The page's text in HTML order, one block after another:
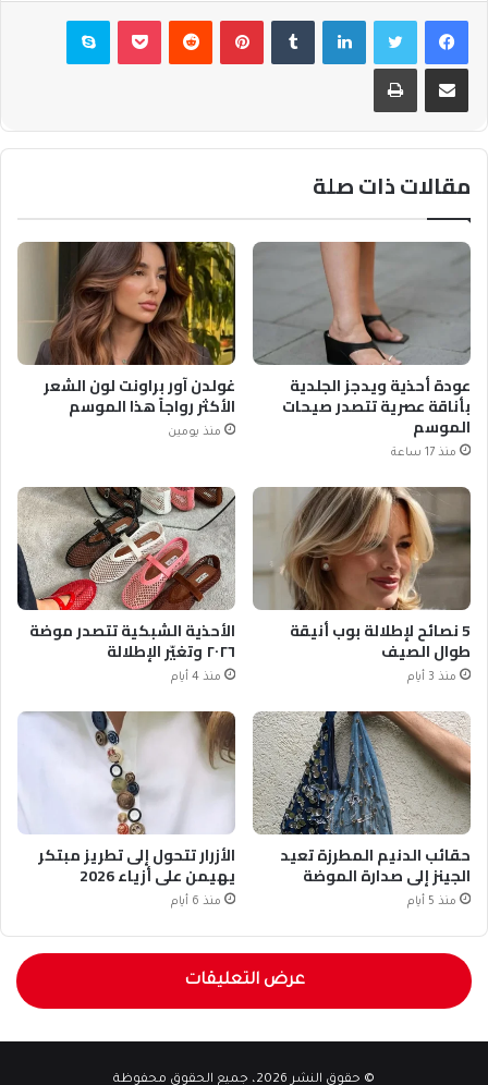
فيسبوكتويتر لينكدإن بينتيريست بوكيت سكايب
مشاركة عبر البريد طباعة
مقالات ذات صلة
عودة أحذية ويدجز الجلدية
بأناقة عصرية تتصدر صيحات
الموسم
منذ 17 ساعة
غولدن آور براونت لون الشعر
الأكثر رواجاً هذا الموسم
منذ يومين
5 نصائح لإطلالة بوب أنيقة
طوال الصيف
منذ 3 أيام
الأحذية الشبكية تتصدر موضة
٢٠٢٦ وتغيّر الإطلالة
منذ 4 أيام
حقائب الدنيم المطرزة تعيد
الجينز إلى صدارة الموضة
منذ 5 أيام
الأزرار تتحول إلى تطريز مبتكر
يهيمن على أزياء 2026
منذ 6 أيام
عرض التعليقات
© حقوق النشر 2026، جميع الحقوق محفوظة